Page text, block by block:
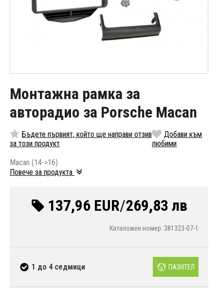
Монтажна рамка за
авторадио за Porsche Macan
Бъдете първият, който ще направи отзив
за този продукт
Добави към
любими
Macan (14->16)
Повече за продукта
137,96 EUR/269,83 лв
Каталожен номер: 381323-07-1
1 до 4 седмици ПАЗИТЕЛ